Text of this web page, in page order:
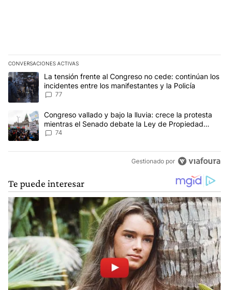
CONVERSACIONES ACTIVAS
Este listado muestra los artículos con más comentarios en los
Un artículo de tendencia con el título "La tensión frente al
La tensión frente al Congreso no cede: continúan los
incidentes entre los manifestantes y la Policía
77
Un artículo de tendencia con el título "Congreso vallado y bajo
Congreso vallado y bajo la lluvia: crece la protesta
mientras el Senado debate la Ley de Propiedad
Privada
74
Gestionado por